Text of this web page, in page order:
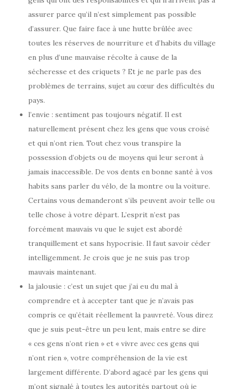
assurer parce qu’il n’est simplement pas possible
d’assurer. Que faire face à une hutte brûlée avec
toutes les réserves de nourriture et d’habits du village
en plus d’une mauvaise récolte à cause de la
sécheresse et des criquets ? Et je ne parle pas des
problèmes de terrains, sujet au cœur des difficultés du
pays.
l’envie : sentiment pas toujours négatif. Il est
naturellement présent chez les gens que vous croisé
et qui n’ont rien. Tout chez vous transpire la
possession d’objets ou de moyens qui leur seront à
jamais inaccessible. De vos dents en bonne santé à vos
habits sans parler du vélo, de la montre ou la voiture.
Certains vous demanderont s’ils peuvent avoir telle ou
telle chose à votre départ. L’esprit n’est pas
forcément mauvais vu que le sujet est abordé
tranquillement et sans hypocrisie. Il faut savoir céder
intelligemment. Je crois que je ne suis pas trop
mauvais maintenant.
la jalousie : c’est un sujet que j’ai eu du mal à
comprendre et à accepter tant que je n’avais pas
compris ce qu’était réellement la pauvreté. Vous direz
que je suis peut-être un peu lent, mais entre se dire
« ces gens n’ont rien » et « vivre avec ces gens qui
n’ont rien », votre compréhension de la vie est
largement différente. D’abord agacé par les gens qui
m’ont signalé à toutes les autorités partout où je